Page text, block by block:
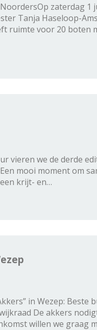
zaterdag
Tanja Haseloop-
ruimte voor 20
vieren we de derde
mooi moment om
krijt- en…
in Wezep:
De akkers
willen we graag